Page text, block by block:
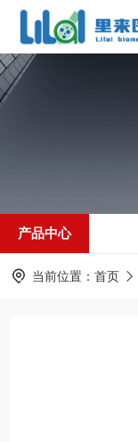
产品中心
当前位置： 首页